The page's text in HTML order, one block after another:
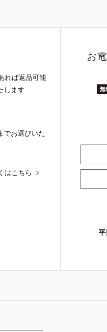
れば返品可能
します
でお選びいた
はこちら
お
無